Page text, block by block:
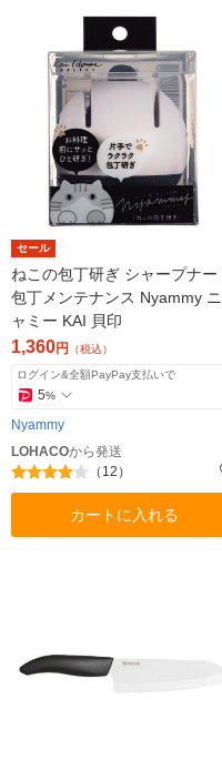
セール
ねこの包丁研ぎ シャープナー
包丁メンテナンス Nyammy ニ
ャミー KAI 貝印
1,360円 （税込）
ログイン&全額PayPay支払いで
5%
Nyammy
LOHACOから発送
（12）
カートに入れる